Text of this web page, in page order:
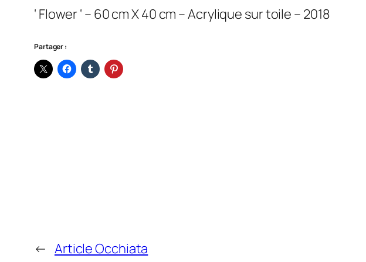
‘ Flower ‘ – 60 cm X 40 cm – Acrylique sur toile – 2018
Partager :
← Article Occhiata